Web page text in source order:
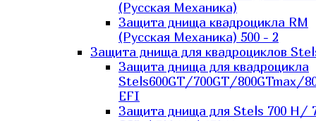
(Русская Механика)
Защита днища квадроцикла RM
(Русская Механика) 500 - 2
Защита днища для квадроциклов
Защита днища для квадроцикла
Stels600GT/700GT/800GTmax/
EFI
Защита днища для Stels 700 H/